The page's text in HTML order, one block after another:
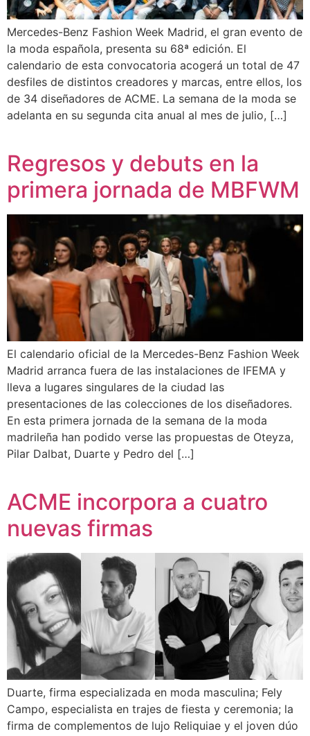
Mercedes-Benz Fashion Week Madrid, el gran evento de
la moda española, presenta su 68ª edición. El
calendario de esta convocatoria acogerá un total de 47
desfiles de distintos creadores y marcas, entre ellos, los
de 34 diseñadores de ACME. La semana de la moda se
adelanta en su segunda cita anual al mes de julio, […]
Regresos y debuts en la
primera jornada de MBFWM
El calendario oficial de la Mercedes-Benz Fashion Week
Madrid arranca fuera de las instalaciones de IFEMA y
lleva a lugares singulares de la ciudad las
presentaciones de las colecciones de los diseñadores.
En esta primera jornada de la semana de la moda
madrileña han podido verse las propuestas de Oteyza,
Pilar Dalbat, Duarte y Pedro del […]
ACME incorpora a cuatro
nuevas firmas
Duarte, firma especializada en moda masculina; Fely
Campo, especialista en trajes de fiesta y ceremonia; la
firma de complementos de lujo Reliquiae y el joven dúo